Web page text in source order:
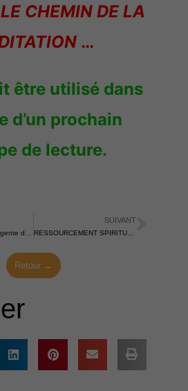
LE CHEMIN DE LA
…
être utilisé dans
d’un prochain
de lecture.
SUIVANT
RESSOURCEMENT SPIRITUEL ANNUEL (RSA-2026) – du vendredi 25 septembre au dimanche 27 septembre 2026
Retour →